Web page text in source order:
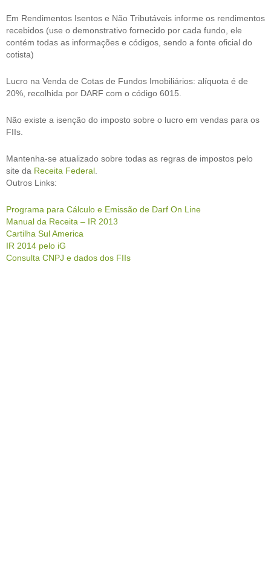
Em Rendimentos Isentos e Não Tributáveis informe os rendimentos
recebidos (use o demonstrativo fornecido por cada fundo, ele
contém todas as informações e códigos, sendo a fonte oficial do
cotista)
Lucro na Venda de Cotas de Fundos Imobiliários: alíquota é de
20%, recolhida por DARF com o código 6015.
Não existe a isenção do imposto sobre o lucro em vendas para os
FIIs.
Mantenha-se atualizado sobre todas as regras de impostos pelo
site da Receita Federal
Outros Links:
Programa para Cálculo e Emissão de Darf On Line
Manual da Receita – IR 2013
Cartilha Sul America
IR 2014 pelo iG
Consulta CNPJ e dados dos FIIs